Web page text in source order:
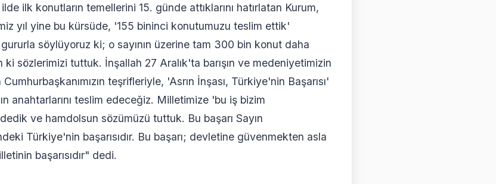
ilk konutların temellerini 15. günde attıklarını hatırlatan Kurum,
yıl yine bu kürsüde, '155 bininci konutumuzu teslim ettik'
söylüyoruz ki; o sayının üzerine tam 300 bin konut daha
sözlerimizi tuttuk. İnşallah 27 Aralık'ta barışın ve medeniyetimizin
teşrifleriyle, 'Asrın İnşası, Türkiye'nin Başarısı'
anahtarlarını teslim edeceğiz. Milletimize 'bu iş bizim
ve hamdolsun sözümüzü tuttuk. Bu başarı Sayın
Türkiye'nin başarısıdır. Bu başarı; devletine güvenmekten asla
başarısıdır" dedi.